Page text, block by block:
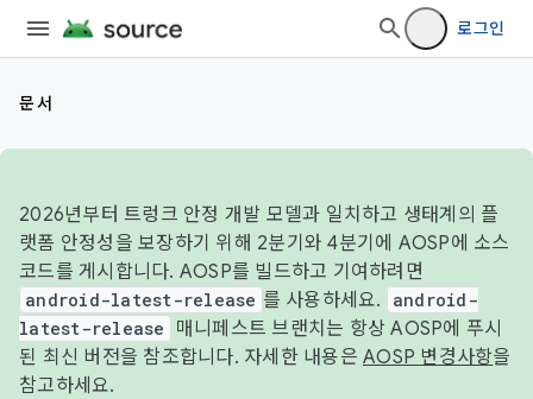
로그인
문서
2026년부터 트렁크 안정 개발 모델과 일치하고 생태계의 플
랫폼 안정성을 보장하기 위해 2분기와 4분기에 AOSP에 소스
코드를 게시합니다. AOSP를 빌드하고 기여하려면
android-latest-release 를 사용하세요.
android-
latest-release
매니페스트 브랜치는 항상 AOSP에 푸시
된 최신 버전을 참조합니다. 자세한 내용은 AOSP 변경사항을
참고하세요.